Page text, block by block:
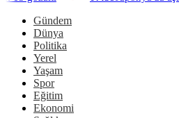
Gündem
Dünya
Politika
Yerel
Yaşam
Spor
Eğitim
Ekonomi